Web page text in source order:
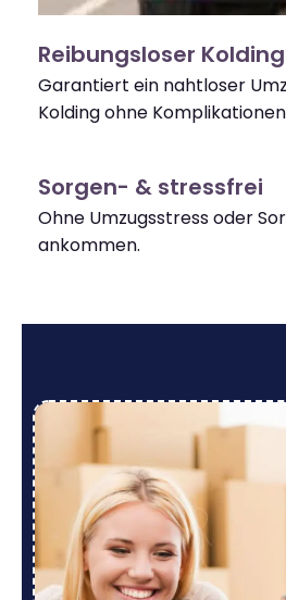
Reibungsloser
Garantiert ein nahtloser
Kolding ohne
Sorgen- & stressfrei
Ohne Umzugsstress oder
ankommen.